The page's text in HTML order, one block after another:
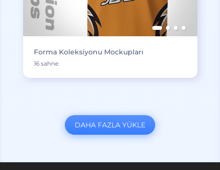
Forma Koleksiyonu Mockupları
16 sahne
DAHA FAZLA YÜKLE